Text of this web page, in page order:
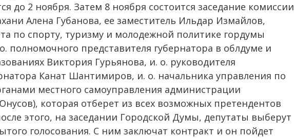
до 2 ноября. Затем 8 ноября состоится заседание комиссии
Алена Губанова, ее заместитель Ильдар Измайлов,
по спорту, туризму и молодежной политике гордумы
полномочного представителя губернатора в облдуме и
Виктория Гурьянова, и. о. руководителя
Канат Шантимиров, и. о. начальника управления по
местного самоуправления администрации
которая отберет из всех возможных претендентов
этого, на заседании Городской Думы, депутаты выберут
голосования. С ним заключат контракт и он пойдет